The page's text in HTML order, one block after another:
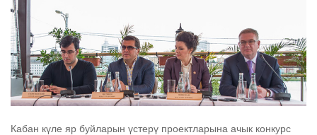
Кабан күле яр буйларын үстерү проектларына ачык конкурс